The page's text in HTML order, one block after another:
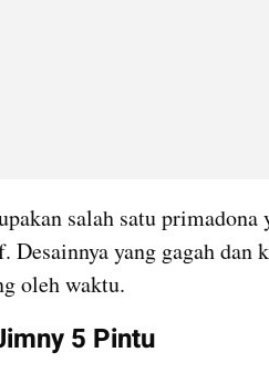
salah satu primadona
yang gagah dan
oleh waktu.
5 Pintu